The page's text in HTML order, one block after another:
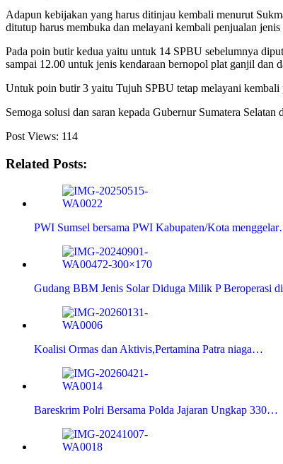
Adapun kebijakan yang harus ditinjau kembali menurut
ditutup harus membuka dan melayani kembali penjualan
Pada poin butir kedua yaitu untuk 14 SPBU sebelumnya
sampai 12.00 untuk jenis kendaraan bernopol plat ganjil
Untuk poin butir 3 yaitu Tujuh SPBU tetap melayani kembali
Semoga solusi dan saran kepada Gubernur Sumatera
Post Views: 114
Related Posts:
PWI Sumsel bersama PWI Kabupaten/Kota
Gudang BBM Jenis Solar Diduga Milik P Beroperasi
Koalisi Ormas dan Aktivis,Pertamina Patra niaga…
Bareskrim Polri Bersama Polda Jajaran Ungkap 330…